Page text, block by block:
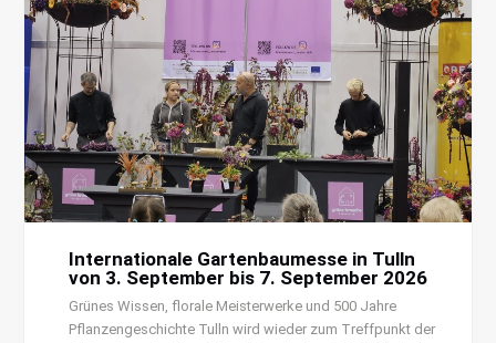
Internationale Gartenbaumesse in Tulln
von 3. September bis 7. September 2026
Grünes Wissen, florale Meisterwerke und 500 Jahre
Pflanzengeschichte Tulln wird wieder zum Treffpunkt der